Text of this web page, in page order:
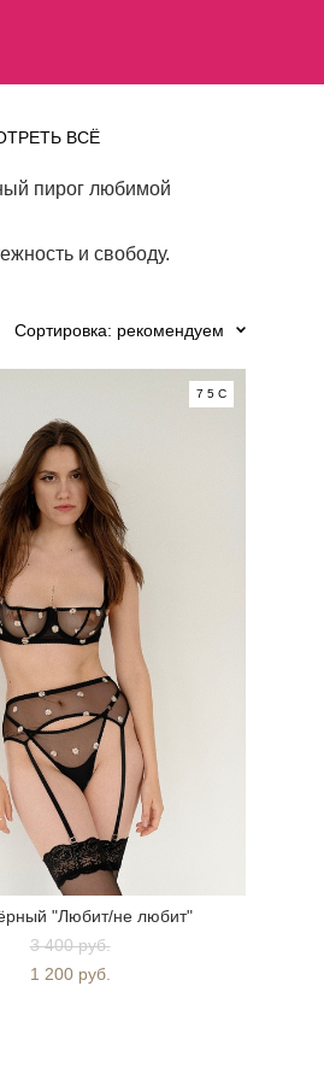
ВСЁ
пирог любимой
и свободу.
Сортировка: рекомендуем
75C
"Любит/не любит"
3 400 pуб.
1 200 pуб.